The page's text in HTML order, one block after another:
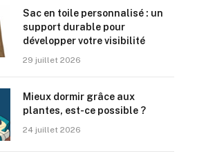
Sac en toile personnalisé : un
support durable pour
développer votre visibilité
29 juillet 2026
Mieux dormir grâce aux
plantes, est-ce possible ?
24 juillet 2026